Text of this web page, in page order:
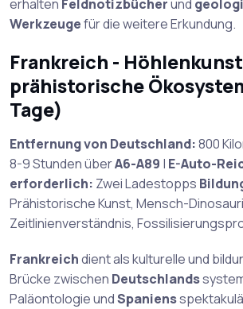
erhalten Feldnotizbücherund
Werkzeugefür die weitere Erkundung.
Frankreich -
prähistorische
Tage)
Entfernung von Deutschland:800
8-9 Stunden überA6-A89 | E-Auto-
erforderlich: Zwei Ladestopps
Prähistorische Kunst, Mensch-
Zeitlinienverständnis,
Frankreichdient als kulturelle und
Brücke zwischen Deutschlands
Paläontologie undSpaniens